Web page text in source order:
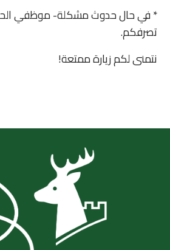
* في حال حدوث مشكلة- موظفي
تصرفكم.
نتمنى لكم زيارة ممتعة!